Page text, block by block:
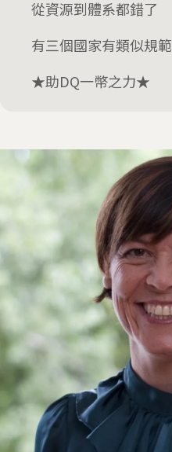
從資源到體系都錯了
有三個國家有類似規範
★助DQ一幣之力★